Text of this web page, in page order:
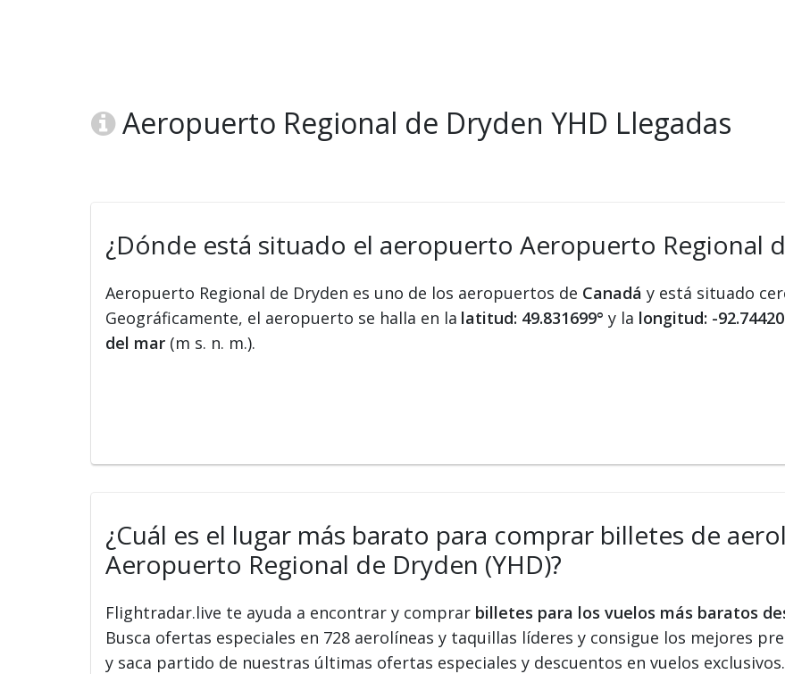
Aeropuerto Regional de Dryden YHD Llegadas
¿Dónde está situado el aeropuerto Aeropuerto Regional
Aeropuerto Regional de Dryden es uno de los aeropuertos de Canadá y está situado
Geográficamente, el aeropuerto se halla en la latitud: 49.831699° y la longitud: -
del mar (m s. n. m.).
¿Cuál es el lugar más barato para comprar billetes de
Aeropuerto Regional de Dryden (YHD)?
Flightradar.live te ayuda a encontrar y comprar billetes para los vuelos más baratos
Busca ofertas especiales en 728 aerolíneas y taquillas líderes y consigue los mejores
y saca partido de nuestras últimas ofertas especiales y descuentos en vuelos